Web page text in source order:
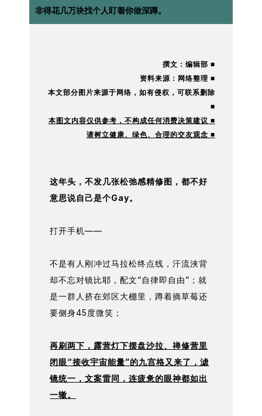
非得花几万块找个人盯着你做深蹲。
撰文：编辑部 ■
资料来源：网络整理 ■
本文部分图片来源于网络，如有侵权，可联系删除
■
本图文内容仅供参考，不构成任何消费决策建议 ■
请树立健康、绿色、合理的交友观念 ■
这年头，不发几张松弛感精修图，都不好
意思说自己是个Gay。
打开手机——
不是有人刚冲过马拉松终点线，汗流浃背
却不忘对镜比耶，配文“自律即自由”；就
是一群人挤在郊区大棚里，蹲着摘草莓还
要侧身45度微笑；
再刷两下，露营灯下摆盘沙拉、禅修营里
闭眼“接收宇宙能量”的九宫格又来了，滤
镜统一，文案雷同，连疲惫的眼神都如出
一辙。